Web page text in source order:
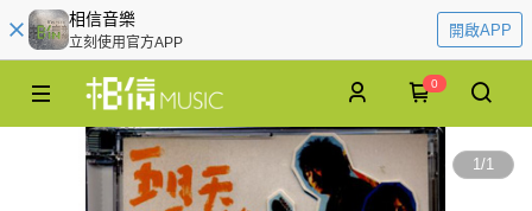
相信音樂
立刻使用官方APP
開啟APP
0
1/1